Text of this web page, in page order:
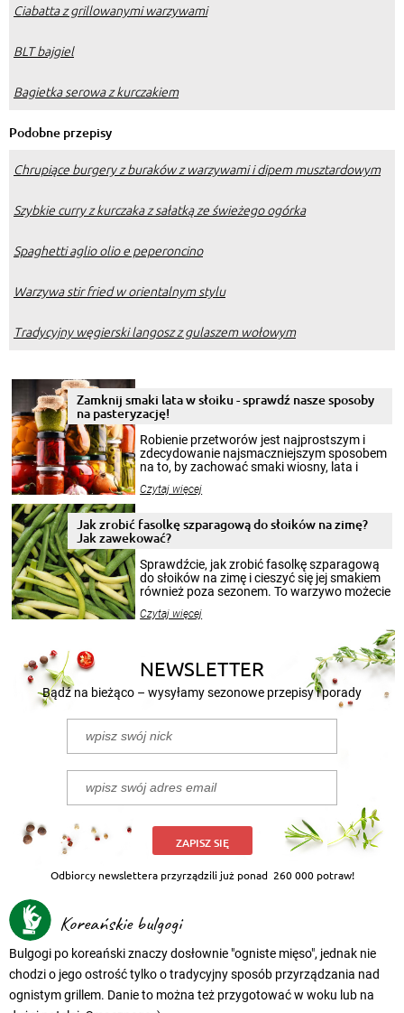
Ciabatta z grillowanymi warzywami
BLT bajgiel
Bagietka serowa z kurczakiem
Podobne przepisy
Chrupiące burgery z buraków z warzywami i dipem musztardowym
Szybkie curry z kurczaka z sałatką ze świeżego ogórka
Spaghetti aglio olio e peperoncino
Warzywa stir fried w orientalnym stylu
Tradycyjny węgierski langosz z gulaszem wołowym
Zamknij smaki lata w słoiku - sprawdź nasze sposoby
na pasteryzację!
Robienie przetworów jest najprostszym i
zdecydowanie najsmaczniejszym sposobem
na to, by zachować smaki wiosny, lata i
krajobrazów, by cieszyć nimi oko w sezonie
pełni poczuć atmosferę cieplejszych
miesięcy. Przygotowanie słoików ze
patenty, które pozwolą zachować świeżość
przetworów.
Czytaj więcej
Jak zrobić fasolkę szparagową do słoików na zimę?
Jak zawekować?
Sprawdźcie, jak zrobić fasolkę szparagową
do słoików na zimę i cieszyć się jej smakiem
również poza sezonem. To warzywo możecie
nasze propozycje!
Czytaj więcej
NEWSLETTER
Bądź na bieżąco – wysyłamy sezonowe przepisy i porady
ZAPISZ SIĘ
Odbiorcy newslettera przyrządzili już ponad 260 000 potraw!
Koreańskie bulgogi
Bulgogi po koreański znaczy dosłownie "ogniste mięso", jednak nie
chodzi o jego ostrość tylko o tradycyjny sposób przyrządzania nad
ognistym grillem. Danie to można też przygotować w woku lub na